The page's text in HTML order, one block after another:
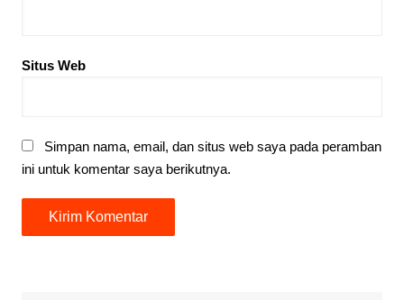
Situs Web
Simpan nama, email, dan situs web saya pada peramban
ini untuk komentar saya berikutnya.